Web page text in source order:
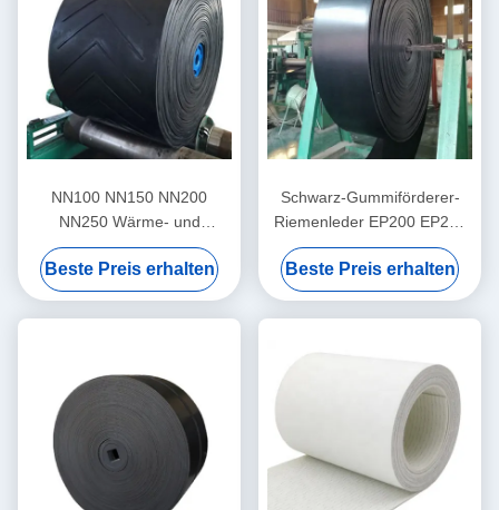
NN100 NN150 NN200
NN250 Wärme- und
Kältebeständige
Gummiförderbänder
Beste Preis erhalten
Schwarz-Gummiförderer-
Riemenleder EP200 EP250
EP300
Beste Preis erhalten